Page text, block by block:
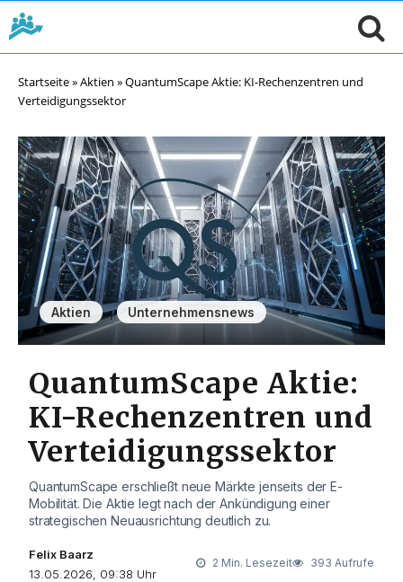
Startseite»Aktien »QuantumScape Aktie: KI-Rechenzentren und
Verteidigungssektor
Aktien , Unternehmensnews
QuantumScape Aktie:
KI-Rechenzentren und
Verteidigungssektor
QuantumScape erschließt neue Märkte jenseits der E-
Mobilität. Die Aktie legt nach der Ankündigung einer
strategischen Neuausrichtung deutlich zu.
Felix Baarz
13.05.2026, 09:38 Uhr
2 Min. Lesezeit 393 Aufrufe